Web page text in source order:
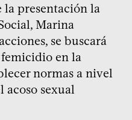
la presentación la
Marina
se buscará
en la
normas a nivel
sexual